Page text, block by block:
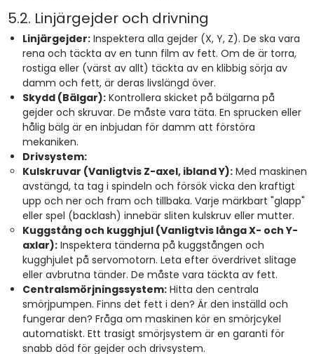
5.2. Linjärgejder och drivning
Linjärgejder:Inspektera alla gejder (X, Y, Z). De ska vara
rena och täckta av en tunn film av fett. Om de är torra,
rostiga eller (värst av allt) täckta av en klibbig sörja av
damm och fett, är deras livslängd över.
Skydd (Bälgar):Kontrollera skicket på bälgarna på
gejder och skruvar. De måste vara täta. En sprucken eller
hålig bälg är en inbjudan för damm att förstöra
mekaniken.
Drivsystem:
Kulskruvar (Vanligtvis Z-axel, ibland Y):Med maskinen
avstängd, ta tag i spindeln och försök vicka den kraftigt
upp och ner och fram och tillbaka. Varje märkbart "glapp"
eller spel (backlash) innebär sliten kulskruv eller mutter.
Kuggstång och kugghjul (Vanligtvis långa X- och Y-
axlar):Inspektera tänderna på kuggstången och
kugghjulet på servomotorn. Leta efter överdrivet slitage
eller avbrutna tänder. De måste vara täckta av fett.
Centralsmörjningssystem:Hitta den centrala
smörjpumpen. Finns det fett i den? Är den inställd och
fungerar den? Fråga om maskinen kör en smörjcykel
automatiskt. Ett trasigt smörjsystem är en garanti för
snabb död för gejder och drivsystem.